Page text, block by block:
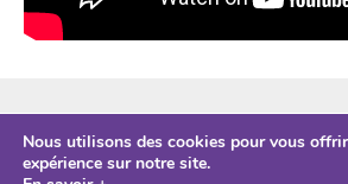
Nous utilisons des cookies pour vous
expérience sur notre site.